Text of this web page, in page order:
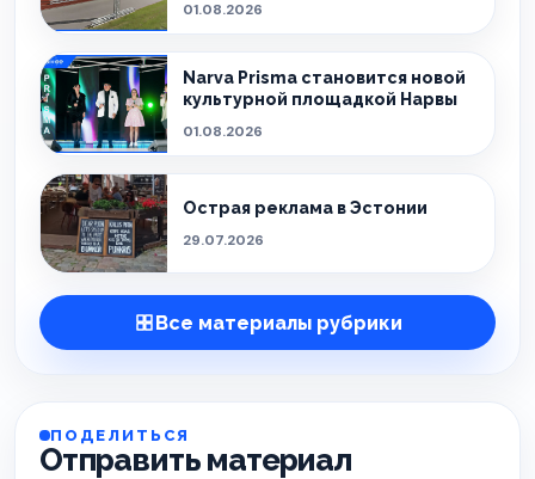
01.08.2026
Narva Prisma становится новой
культурной площадкой Нарвы
01.08.2026
Острая реклама в Эстонии
29.07.2026
Все материалы рубрики
ПОДЕЛИТЬСЯ
Отправить материал